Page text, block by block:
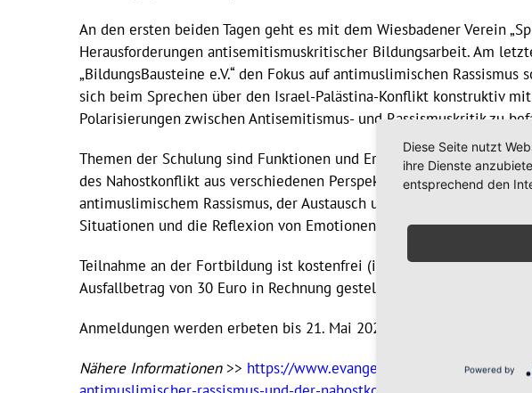
An den ersten beiden Tagen geht es mit dem Wiesbadener Verein
Herausforderungen antisemitismuskritischer Bildungsarbeit. Am
„BildungsBausteine e.V.“ den Fokus auf antimuslimischen Rassismus
sich beim Sprechen über den Israel-Palästina-Konflikt konstruktiv
Polarisierungen zwischen Antisemitismus- und Rassismuskritik zu
Themen der Schulung sind Funktionen und Erscheinungsformen
des Nahostkonflikt aus verschiedenen Perspektiven, der Umgang
antimuslimischem Rassismus, der Austausch und Bearbeitung
Situationen und die Reflexion von Emotionen.
Teilnahme an der Fortbildung ist kostenfrei (inkl. Verpflegung). Bei
Ausfallbetrag von 30 Euro in Rechnung gestellt.
Anmeldungen werden erbeten bis 21. Mai 2024.
Nähere Informationen>> https://www.evangelische-akademie.de/
Diese Seite nutzt
ihre Dienste
entsprechend den
Powered by